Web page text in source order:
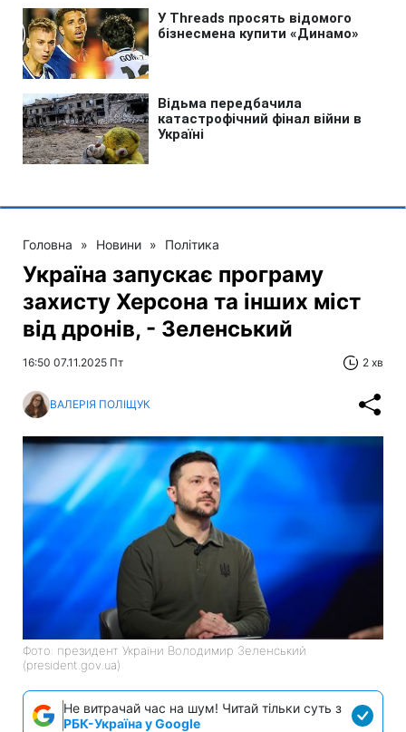
Головна » Новини » Політика
Україна запускає програму
захисту Херсона та інших міст
від дронів, - Зеленський
16:50 07.11.2025 Пт 2 хв
ВАЛЕРІЯ ПОЛІЩУК
Фото: президент України Володимир Зеленський
(president.gov.ua)
Не витрачай час на шум! Читай тільки суть з
РБК-Україна у Google